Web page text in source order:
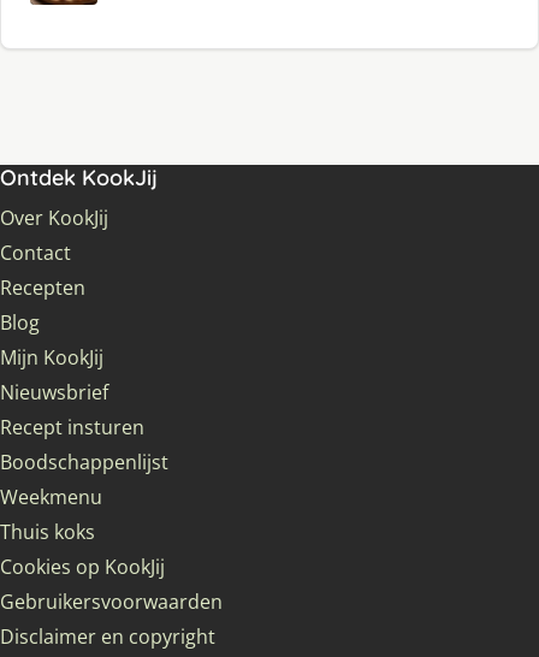
Ontdek KookJij
Over KookJij
Contact
Recepten
Blog
Mijn KookJij
Nieuwsbrief
Recept insturen
Boodschappenlijst
Weekmenu
Thuis koks
Cookies op KookJij
Gebruikersvoorwaarden
Disclaimer en copyright